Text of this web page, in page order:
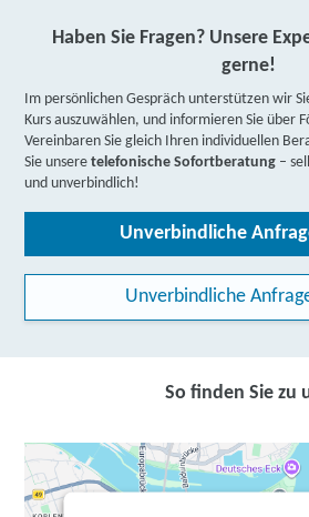
Haben Sie Fragen? Unsere
gerne!
Im persönlichen Gespräch unterstützen wir
Kurs auszuwählen, und informieren Sie über
Vereinbaren Sie gleich Ihren individuellen
Sie unseretelefonische Sofortberatung –
und unverbindlich!
Unverbindliche
Unverbindliche
So finden Sie zu